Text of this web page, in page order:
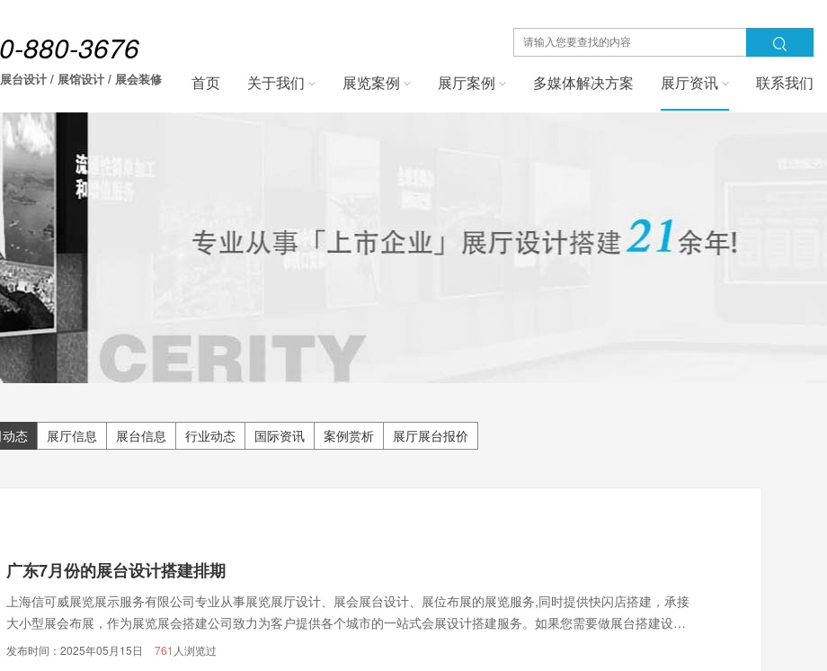
880-3676
台设计 / 展馆设计 / 展会装修 首页 关于我们 展览案例 展厅案例 多媒体解决方案 展厅资讯 联系我们
态 展厅信息 展台信息 行业动态 国际资讯 案例赏析 展厅展台报价
广东7月份的展台设计搭建排期
上海信可威展览展示服务有限公司专业从事展览展厅设计、展会展台设计、展位布展的展览服务,同时提供快闪店搭建，承接
大小型展会布展，作为展览展会搭建公司致力为客户提供各个城市的一站式会展设计搭建服务。如果您需要做展台搭建设
计，欢迎致电信可威展览.
发布时间：2025年05月15日 761 人浏览过